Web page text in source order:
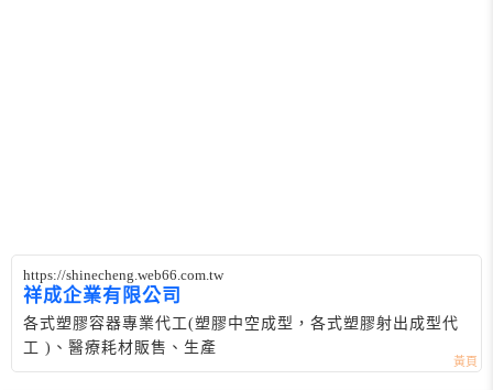
https://shinecheng.web66.com.tw
祥成企業有限公司
各式塑膠容器專業代工(塑膠中空成型，各式塑膠射出成型代
工 )、醫療耗材販售、生產